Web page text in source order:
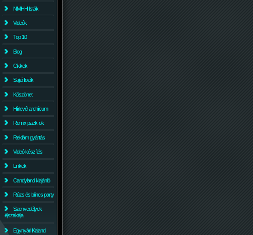
NMHH listák
Videók
Top 10
Blog
Cikkek
Sajtó fotók
Köszönet
Hírlevél archícum
Remix pack-ok
Reklám gyártás
Videó készítés
Linkek
Candyland kiajánló
Rúzs és bilincs party
Szenvedélyek
éjszakája
Egynyári Kaland